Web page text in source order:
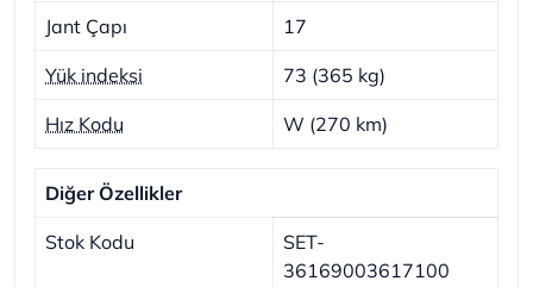
Jant Çapı 17
Yük indeksi 73 (365 kg)
Hız Kodu W (270 km)
Diğer Özellikler
Stok Kodu
SET-
36169003617100